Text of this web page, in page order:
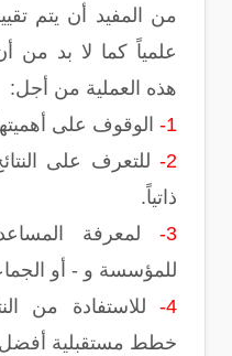
من المفيد أن يتم
علمياً كما لا بد
هذه العملية من أجل:
1-
الوقوف على
2-
للتعرف على
ذاتياً.
3-
لمعرفة
للمؤسسة و - أو
4-
للاستفادة من
خطط مستقبلية